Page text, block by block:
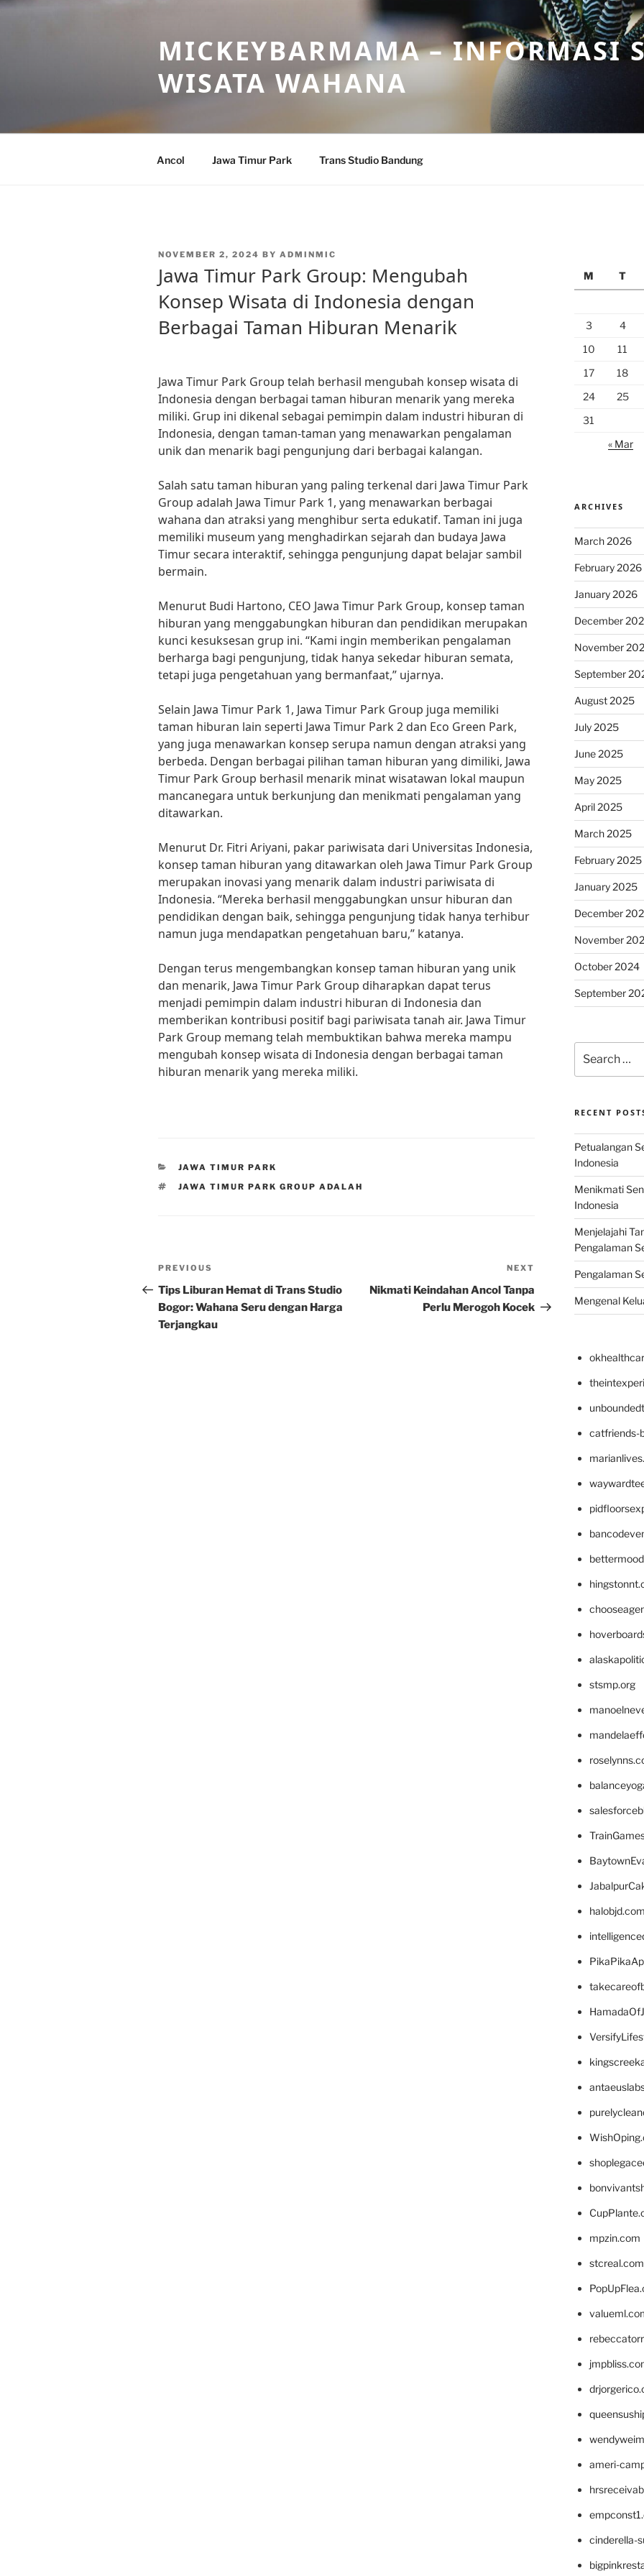
Skip
MICKEYBARMAMA – INFORMASI
WISATA WAHANA
Ancol Jawa Timur Park Trans Studio Bandung
POSTED
NOVEMBER 2, 2024 BY ADMINMIC
Jawa Timur Park Group: Mengubah
Konsep Wisata di Indonesia dengan
Berbagai Taman Hiburan Menarik
Jawa Timur Park Group telah berhasil mengubah konsep wisata di
Indonesia dengan berbagai taman hiburan menarik yang mereka
miliki. Grup ini dikenal sebagai pemimpin dalam industri hiburan di
Indonesia, dengan taman-taman yang menawarkan pengalaman
unik dan menarik bagi pengunjung dari berbagai kalangan.
Salah satu taman hiburan yang paling terkenal dari Jawa Timur Park
Group adalah Jawa Timur Park 1, yang menawarkan berbagai
wahana dan atraksi yang menghibur serta edukatif. Taman ini juga
memiliki museum yang menghadirkan sejarah dan budaya Jawa
Timur secara interaktif, sehingga pengunjung dapat belajar sambil
bermain.
Menurut Budi Hartono, CEO Jawa Timur Park Group, konsep taman
hiburan yang menggabungkan hiburan dan pendidikan merupakan
kunci kesuksesan grup ini. “Kami ingin memberikan pengalaman
berharga bagi pengunjung, tidak hanya sekedar hiburan semata,
tetapi juga pengetahuan yang bermanfaat,” ujarnya.
Selain Jawa Timur Park 1, Jawa Timur Park Group juga memiliki
taman hiburan lain seperti Jawa Timur Park 2 dan Eco Green Park,
yang juga menawarkan konsep serupa namun dengan atraksi yang
berbeda. Dengan berbagai pilihan taman hiburan yang dimiliki, Jawa
Timur Park Group berhasil menarik minat wisatawan lokal maupun
mancanegara untuk berkunjung dan menikmati pengalaman yang
ditawarkan.
Menurut Dr. Fitri Ariyani, pakar pariwisata dari Universitas Indonesia,
konsep taman hiburan yang ditawarkan oleh Jawa Timur Park Group
merupakan inovasi yang menarik dalam industri pariwisata di
Indonesia. “Mereka berhasil menggabungkan unsur hiburan dan
pendidikan dengan baik, sehingga pengunjung tidak hanya terhibur
namun juga mendapatkan pengetahuan baru,” katanya.
Dengan terus mengembangkan konsep taman hiburan yang unik
dan menarik, Jawa Timur Park Group diharapkan dapat terus
menjadi pemimpin dalam industri hiburan di Indonesia dan
memberikan kontribusi positif bagi pariwisata tanah air. Jawa Timur
Park Group memang telah membuktikan bahwa mereka mampu
mengubah konsep wisata di Indonesia dengan berbagai taman
hiburan menarik yang mereka miliki.
CATEGORIES
JAWA TIMUR PARK
TAGS
JAWA TIMUR PARK GROUP ADALAH
Post
navigation
Previous
Post
PREVIOUS
Tips Liburan Hemat di Trans Studio
Bogor: Wahana Seru dengan Harga
Terjangkau
NEXT
Nikmati Keindahan Ancol Tanpa
Perlu Merogoh Kocek
M
T
3
4
10
11
17
18
24
25
31
« Mar
ARCHIVES
March 2026
February 2026
January 2026
December
November
September
August 2025
July 2025
June 2025
May 2025
April 2025
March 2025
February 2025
January 2025
December
November
October 2024
September
for:
RECENT
Petualangan
Indonesia
Menikmati
Indonesia
Menjelajahi
Pengalaman
Pengalaman
Mengenal
catfriends-
stsmp.org
halobjd.com
mpzin.com
stcreal.com
ameri-
cinderella-